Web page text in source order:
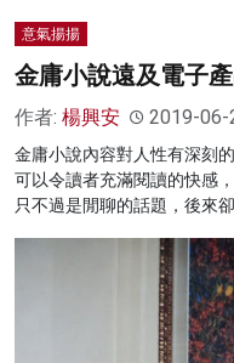
意氣揚揚
金庸小說遠及電子
作者: 楊興安 2019-06-
金庸小說內容對人性有深刻
可以令讀者充滿閱讀的快感
只不過是閒聊的話題，後來